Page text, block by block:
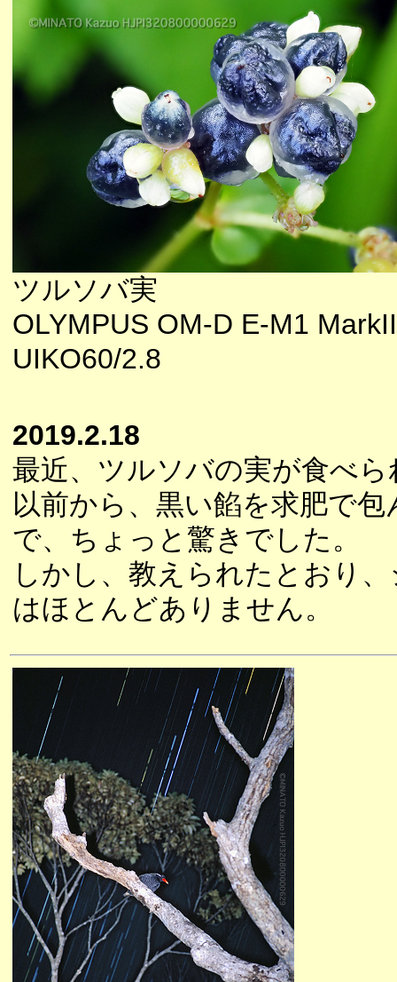
ツルソバ実
OLYMPUS OM-D E-M1
UIKO60/2.8
2019.2.18
最近、ツルソバの実が食べ
以前から、黒い餡を求肥で
で、ちょっと驚きでした。
しかし、教えられたとおり
はほとんどありません。